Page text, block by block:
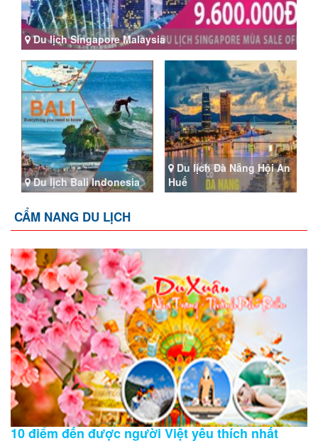
Du lịch Singapore Malaysia
Du lịch Bali Indonesia
Du lịch Đà Nẵng Hội An
Huế
CẨM NANG DU LỊCH
10 điểm đến được người Việt yêu thích nhất